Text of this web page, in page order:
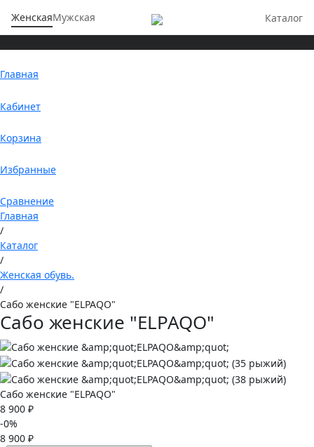
ЖенскаяМужская Каталог
Главная
Кабинет
Корзина
Избранные
Сравнение
Главная
/
Каталог
/
Женская обувь.
/
Сабо женские "ELPAQO"
Сабо женские "ELPAQO"
Сабо женские "ELPAQO"
8 900 ₽
-0%
8 900 ₽